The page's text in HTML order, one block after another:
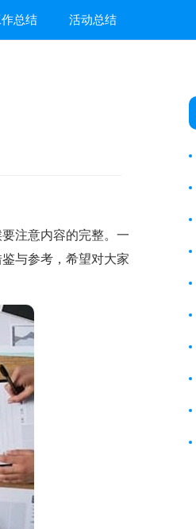
作总结 活动总结
注意内容的完整。一
与参考，希望对大家